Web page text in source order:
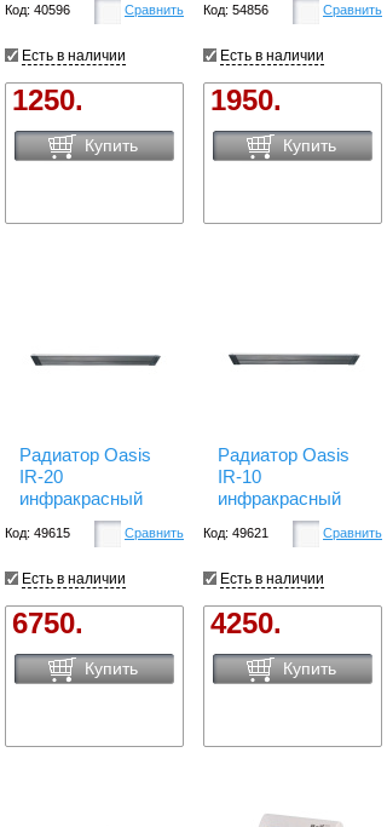
Код: 40596 Сравнить
Есть в наличии
1250.
Купить
Код: 54856 Сравнить
Есть в наличии
1950.
Купить
Радиатор Oasis
IR-20
инфракрасный
Код: 49615 Сравнить
Есть в наличии
6750.
Купить
Радиатор Oasis
IR-10
инфракрасный
Код: 49621 Сравнить
Есть в наличии
4250.
Купить